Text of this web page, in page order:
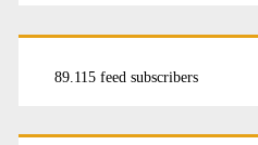
89.115 feed subscribers